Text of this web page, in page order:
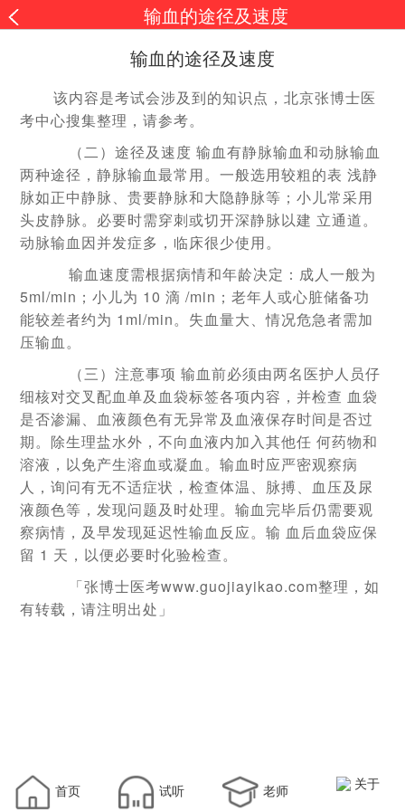
输血的途径及速度
输血的途径及速度
该内容是考试会涉及到的知识点，北京张博士医
考中心搜集整理，请参考。
（二）途径及速度 输血有静脉输血和动脉输血
两种途径，静脉输血最常用。一般选用较粗的表 浅静
脉如正中静脉、贵要静脉和大隐静脉等；小儿常采用
头皮静脉。必要时需穿刺或切开深静脉以建 立通道。
动脉输血因并发症多，临床很少使用。
输血速度需根据病情和年龄决定：成人一般为
5ml/min；小儿为 10 滴 /min；老年人或心脏储备功
能较差者约为 1ml/min。失血量大、情况危急者需加
压输血。
（三）注意事项 输血前必须由两名医护人员仔
细核对交叉配血单及血袋标签各项内容，并检查 血袋
是否渗漏、血液颜色有无异常及血液保存时间是否过
期。除生理盐水外，不向血液内加入其他任 何药物和
溶液，以免产生溶血或凝血。输血时应严密观察病
人，询问有无不适症状，检查体温、脉搏、血压及尿
液颜色等，发现问题及时处理。输血完毕后仍需要观
察病情，及早发现延迟性输血反应。输 血后血袋应保
留 1 天，以便必要时化验检查。
「张博士医考www.guojiayikao.com整理，如
有转载，请注明出处」
首页 试听 老师 关于